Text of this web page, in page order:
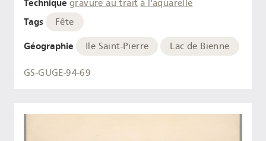
Technique gravure au trait à l'aquarelle
Tags Fête
Géographie Ile Saint-Pierre Lac de Bienne
GS-GUGE-94-69